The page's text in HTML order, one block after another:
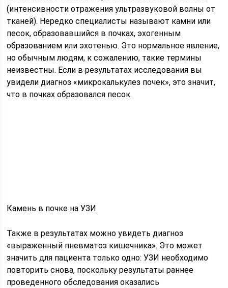
(интенсивности отражения ультразвуковой волны от
тканей). Нередко специалисты называют камни или
песок, образовавшийся в почках, эхогенным
образованием или эхотенью. Это нормальное явление,
но обычным людям, к сожалению, такие термины
неизвестны. Если в результатах исследования вы
увидели диагноз «микрокалькулез почек», это значит,
что в почках образовался песок.
Камень в почке на УЗИ
Также в результатах можно увидеть диагноз
«выраженный пневматоз кишечника». Это может
значить для пациента только одно: УЗИ необходимо
повторить снова, поскольку результаты раннее
проведенного обследования оказались